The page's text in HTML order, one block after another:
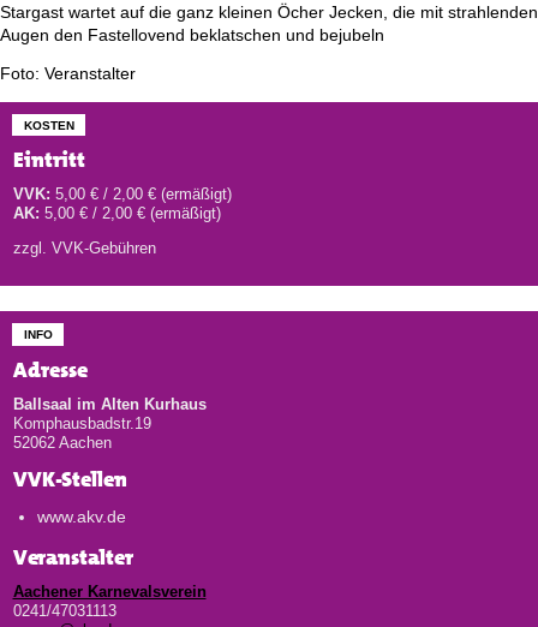
Stargast wartet auf die ganz kleinen Öcher Jecken, die mit strahlenden
Augen den Fastellovend beklatschen und bejubeln
Foto: Veranstalter
KOSTEN
Eintritt
VVK: 5,00 € / 2,00 € (ermäßigt)
AK: 5,00 € / 2,00 € (ermäßigt)
zzgl. VVK-Gebühren
INFO
Adresse
Ballsaal im Alten Kurhaus
Komphausbadstr.19
52062 Aachen
VVK-Stellen
www.akv.de
Veranstalter
Aachener Karnevalsverein
0241/47031113